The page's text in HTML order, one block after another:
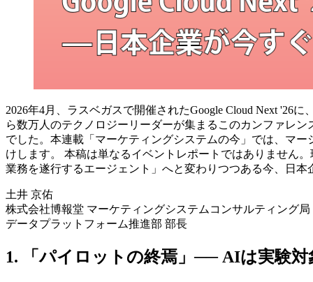
2026年4月、ラスベガスで開催されたGoogle Cloud Next
ら数万人のテクノロジーリーダーが集まるこのカンファレ
でした。本連載「マーケティングシステムの今」では、マ
けします。 本稿は単なるイベントレポートではありません
業務を遂行するエージェント」へと変わりつつある今、日
土井 京佑
株式会社博報堂 マーケティングシステムコンサルティング局
データプラットフォーム推進部 部長
1. 「パイロットの終焉」── AIは実験